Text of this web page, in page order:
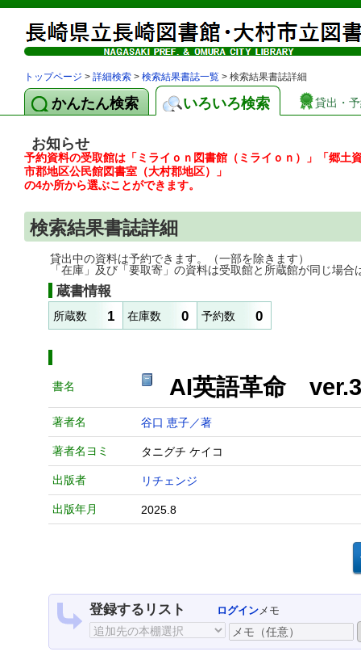
トップページ > 詳細検索 > 検索結果書誌一覧 > 検索結果書誌詳細
かんたん検索 いろいろ検索 貸出・
お知らせ
予約資料の受取館は「ミライｏｎ図書館（ミライｏｎ）」「郷
市郡地区公民館図書室（大村郡地区）」
の4か所から選ぶことができます。
検索結果書誌詳細
貸出中の資料は予約できます。（一部を除きます）
「在庫」及び「要取寄」の資料は受取館と所蔵館が同じ場合
蔵書情報
所蔵数 1 在庫数 0 予約数 0
書名 AI英語革命 ver.3
著者名 谷口 恵子／著
著者名ヨミ タニグチ ケイコ
出版者 リチェンジ
出版年月 2025.8
登録するリスト ログインメモ